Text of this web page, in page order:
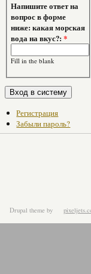
Напишите ответ на
вопрос в форме
ниже: какая морская
вода на вкус?:*
Fill in the blank
Регистрация
Забыли пароль?
Drupal theme by